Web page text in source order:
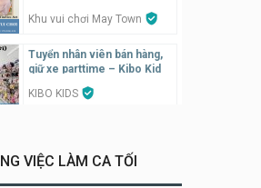
Khu vui chơi May Town
Tuyển nhân viên bán hàng,
giữ xe parttime – Kibo Kid
KIBO KIDS
Công ty
VIỆC LÀM CA TỐI